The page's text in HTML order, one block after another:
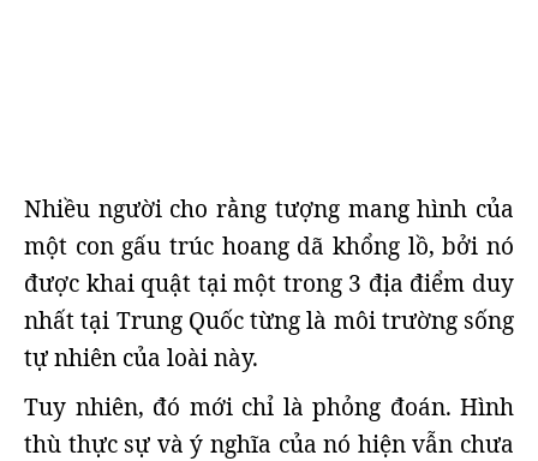
Nhiều người cho rằng tượng mang hình của
một con gấu trúc hoang dã khổng lồ, bởi nó
được khai quật tại một trong 3 địa điểm duy
nhất tại Trung Quốc từng là môi trường sống
tự nhiên của loài này.
Tuy nhiên, đó mới chỉ là phỏng đoán. Hình
thù thực sự và ý nghĩa của nó hiện vẫn chưa